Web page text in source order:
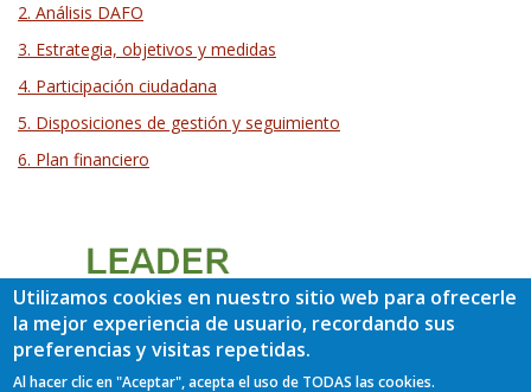
2. Análisis DAFO
3. Estrategia, objetivos y medidas
4. Participación ciudadana
5. Disposiciones de gestión y seguimiento
6. Plan financiero
Utilizamos cookies en nuestro sitio web para ofrecerle
la mejor experiencia de usuario, recordando sus
preferencias y visitas repetidas.
Al hacer clic en "Aceptar", acepta el uso de TODAS las cookies.